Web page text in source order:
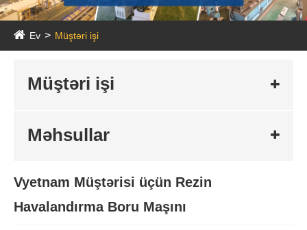
Ev Müştəri işi
Müştəri işi
Məhsullar
Vyetnam Müştərisi üçün Rezin
Havalandırma Boru Maşını